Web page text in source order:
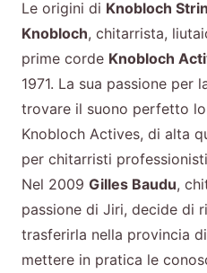
Le origini di Knobloch
Knobloch, chitarrista,
prime corde Knobloch
1971. La sua passione per
trovare il suono perfetto
Knobloch Actives, di alta
per chitarristi
Nel 2009 Gilles Baudu,
passione di Jiri, decide di
trasferirla nella provincia
mettere in pratica le